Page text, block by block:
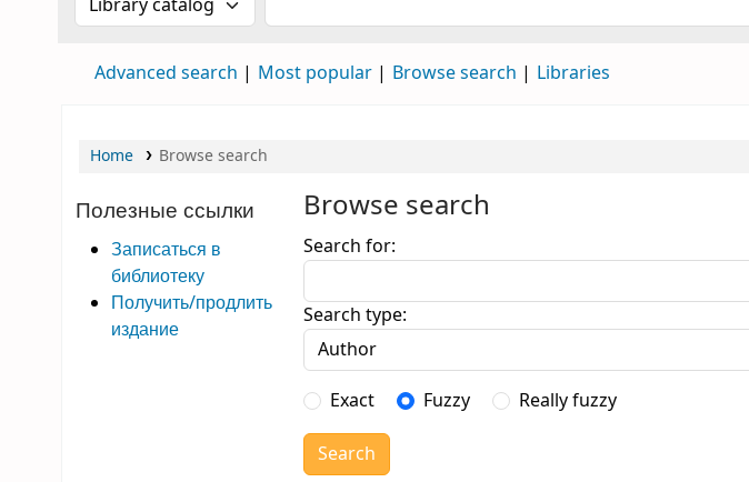
Advanced search Most popular Browse search Libraries
Home Browse search
Полезные ссылки
Записаться в
библиотеку
Получить/продлить
издание
Browse search
Browse search
Search for:
Search type:
Exact Fuzzy
Really fuzzy
Search